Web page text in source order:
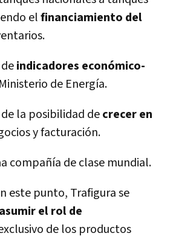
elfinanciamiento del
indicadores económico-
de Energí­a.
la posibilidad decrecer en
y facturación.
compañí­a de clase mundial.
este punto, Trafigura se
asumir el rol de
de los productos